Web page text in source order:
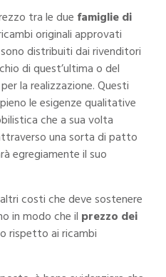
tra le due famiglie di
originali approvati
distribuiti dai rivenditori
di quest’ultima o del
la realizzazione. Questi
le esigenze qualitative
che a sua volta
una sorta di patto
egregiamente il suo
costi che deve sostenere
in modo che il prezzo dei
rispetto ai ricambi